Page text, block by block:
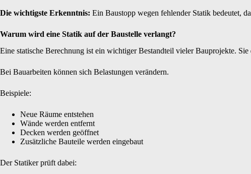
Die wichtigste Erkenntnis: Ein Baustopp wegen fehlender Statik bedeutet,
Warum wird eine Statik auf der Baustelle verlangt?
Eine statische Berechnung ist ein wichtiger Bestandteil vieler Bauprojekte.
Bei Bauarbeiten können sich Belastungen verändern.
Beispiele:
Neue Räume entstehen
Wände werden entfernt
Decken werden geöffnet
Zusätzliche Bauteile werden eingebaut
Der Statiker prüft dabei: